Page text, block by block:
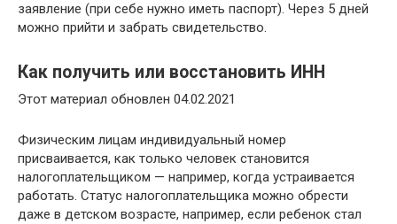
заявление (при себе нужно иметь паспорт). Через 5 дней
можно прийти и забрать свидетельство.
Как получить или восстановить ИНН
Этот материал обновлен 04.02.2021
Физическим лицам индивидуальный номер
присваивается, как только человек становится
налогоплательщиком — например, когда устраивается
работать. Статус налогоплательщика можно обрести
даже в детском возрасте, например, если ребенок стал